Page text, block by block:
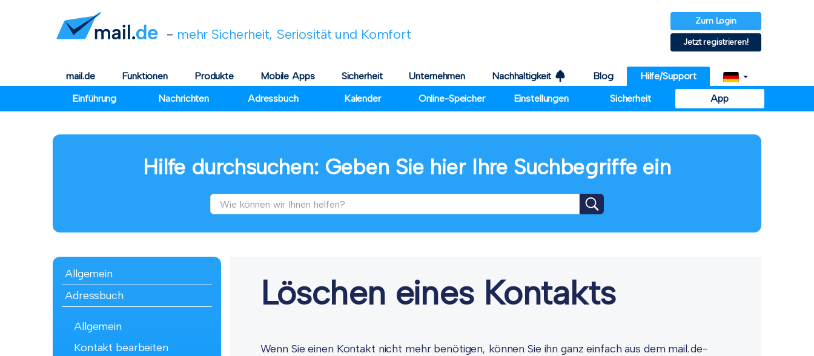
- mehr Sicherheit, Seriosität und Komfort
Zum Login
Jetzt registrieren!
mail.de Funktionen Produkte Mobile Apps Sicherheit Unternehmen Nachhaltigkeit Blog
Hilfe/Support
Einführung
Nachrichten Adressbuch Kalender Online-Speicher Einstellungen Sicherheit App
Hilfe durchsuchen: Geben Sie hier Ihre Suchbegriffe ein
Allgemein
Adressbuch
Allgemein
Kontakt bearbeiten
Löschen eines Kontakts
Wenn Sie einen Kontakt nicht mehr benötigen, können Sie ihn ganz einfach aus dem mail.de-